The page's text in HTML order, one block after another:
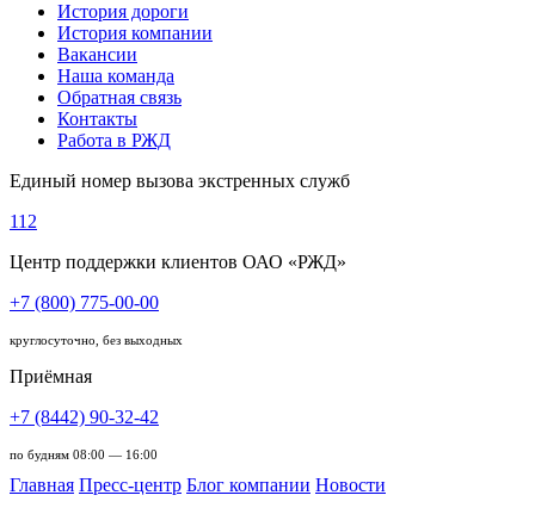
История дороги
История компании
Вакансии
Наша команда
Обратная связь
Контакты
Работа в РЖД
Единый номер вызова экстренных служб
112
Центр поддержки клиентов ОАО «РЖД»
+7 (800) 775-00-00
круглосуточно, без выходных
Приёмная
+7 (8442) 90-32-42
по будням 08:00 — 16:00
Главная Пресс-центр Блог компании Новости